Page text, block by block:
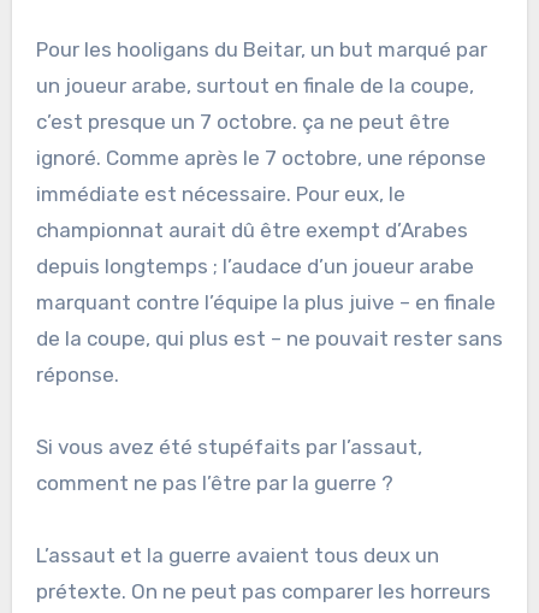
Pour les hooligans du Beitar, un but marqué par
un joueur arabe, surtout en finale de la coupe,
c’est presque un 7 octobre. ça ne peut être
ignoré. Comme après le 7 octobre, une réponse
immédiate est nécessaire. Pour eux, le
championnat aurait dû être exempt d’Arabes
depuis longtemps ; l’audace d’un joueur arabe
marquant contre l’équipe la plus juive – en finale
de la coupe, qui plus est – ne pouvait rester sans
réponse.
Si vous avez été stupéfaits par l’assaut,
comment ne pas l’être par la guerre ?
L’assaut et la guerre avaient tous deux un
prétexte. On ne peut pas comparer les horreurs